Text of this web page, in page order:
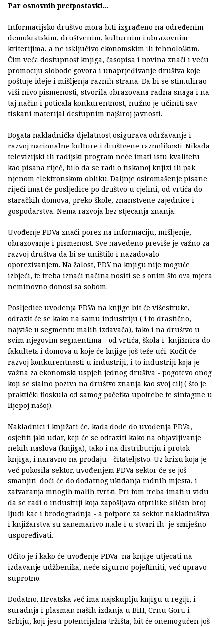
Par osnovnih pretpostavki...
Informacijsko društvo mora biti izgrađeno na određenim
demokratskim, društvenim, kulturnim i obrazovnim
kriterijima, a ne isključivo ekonomskim ili tehnološkim.
Čim veća dostupnost knjiga, časopisa i novina znači i veću
promociju slobode govora i unaprjeđivanje društva koje
poštuje ideje i mišljenja raznih strana. Da bi se stimulirao
viši nivo pismenosti, stvorila obrazovana radna snaga i na
taj način i poticala konkurentnost, nužno je učiniti sav
tiskani materijal dostupnim najširoj javnosti.
Bogata nakladnička djelatnost osigurava održavanje i
razvoj nacionalne kulture i društvene raznolikosti. Nikada
televizijski ili radijski program neće imati istu kvalitetu
kao pisana riječ, bilo da se radi o tiskanoj knjizi ili pak
njenom elektronskom obliku. Daljnje osiromašenje pisane
riječi imat će posljedice po društvo u cjelini, od vrtića do
staračkih domova, preko škole, znanstvene zajednice i
gospodarstva. Nema razvoja bez stjecanja znanja.
Uvođenje PDVa znači porez na informaciju, mišljenje,
obrazovanje i pismenost. Sve navedeno previše je važno za
razvoj društva da bi se uništilo i nazadovalo
oporezivanjem. Na žalost, PDV na knjigu nije moguće
izbjeći, te treba iznaći načina nositi se s onim što ova mjera
neminovno donosi sa sobom.
Posljedice uvođenja PDVa na knjige bit će višestruke,
odrazit će se kako na samu industriju ( i to drastično,
najviše u segmentu malih izdavača), tako i na društvo u
svim njegovim segmentima - od vrtića, škola i knjižnica do
fakulteta i domova u koje će knjige još teže ući. Kočit će
razvoj konkurentnosti u industriji, i to industriji koja je
važna za ekonomski uspjeh jednog društva - pogotovo onog
koji se stalno poziva na društvo znanja kao svoj cilj ( što je
praktički floskula od samog početka upotrebe te sintagme u
lijepoj našoj).
Nakladnici i knjižari će, kada dođe do uvođenja PDVa,
osjetiti jaki udar, koji će se odraziti kako na objavljivanje
nekih naslova (knjiga), tako i na distribuciju i protok
knjiga, i naravno na prodaju - čitateljstvo. Uz krizu koja je
već pokosila sektor, uvođenjem PDVa sektor će se još
smanjiti, doći će do dodatnog ukidanja radnih mjesta, i
zatvaranja mnogih malih tvrtki. Pri tom treba imati u vidu
da se radi o industriji koja zapošljava otprilike sličan broj
ljudi kao i brodogradnja - a potpore za sektor nakladništva
i knjižarstva su zanemarivo male i u stvari ih je smiješno
uspoređivati.
Očito je i kako će uvođenje PDVa na knjige utjecati na
izdavanje udžbenika, neće sigurno pojeftiniti, već upravo
suprotno.
Dodatno, Hrvatska već ima najskuplju knjigu u regiji, i
suradnja i plasman naših izdanja u BiH, Crnu Goru i
Srbiju, koji jesu potencijalna tržišta, bit će onemogućen još